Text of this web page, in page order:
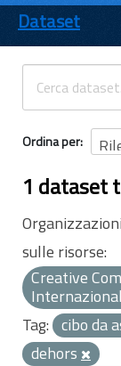
ENTI
TEMI
INFORMAZIONI
Dataset
Ordina per
1 dataset
sulle risorse:
Creative
Tag: cibo da
dehors